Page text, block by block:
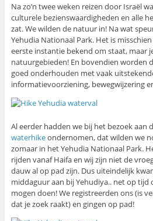
Na zo’n twee weken reizen door Israël
culturele bezienswaardigheden en alle
zat. We wilden de natuur in! Na wat
Yehudia Nationaal Park. Het is
eerste instantie bekend om staat, maar
natuurgebieden! En bovendien worden
goed onderhouden met vaak
informatievoorziening, bewegwijzering
Al eerder hadden we bij het bezoek aan
waterhikeondernomen, dat wilden we
zomaar in het Yehudia Nationaal Park.
rijden vanaf Haifa en wij zijn niet de
dauw al op pad zijn. Dus uiteindelijk
middaguur aan bij Yehudiya.. net op tijd
mogen doen! We registreerden ons (is
dat je zoek raakt) en gingen op pad!